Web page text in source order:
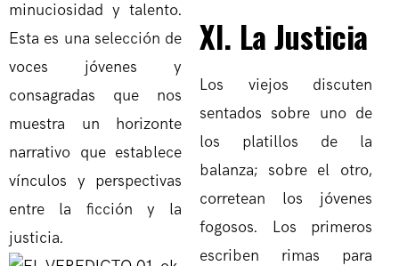
minuciosidad y talento.
Esta es una selección de
voces jóvenes y
consagradas que nos
muestra un horizonte
narrativo que establece
vínculos y perspectivas
entre la ficción y la
justicia.
XI. La Justicia
Los viejos discuten
sentados sobre uno de
los platillos de la
balanza; sobre el otro,
corretean los jóvenes
fogosos. Los primeros
escriben rimas para